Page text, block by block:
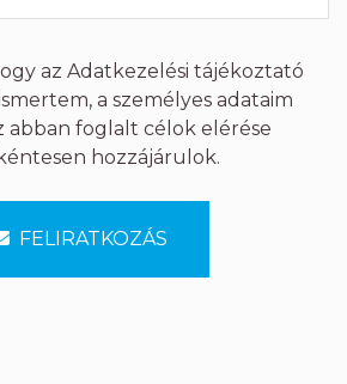
az Adatkezelési tájékoztató
a személyes adataim
abban foglalt célok elérése
hozzájárulok.
FELIRATKOZÁS